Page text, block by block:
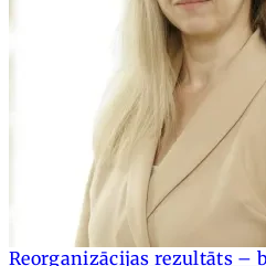
Reorganizācijas rezultāts –